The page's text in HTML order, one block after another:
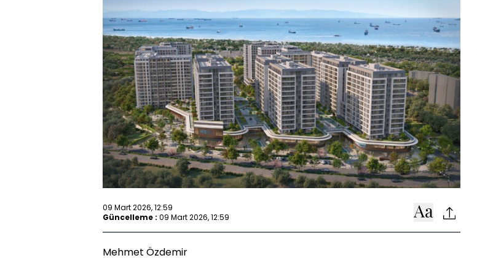
09 Mart 2026, 12:59
Güncelleme : 09 Mart 2026, 12:59
Mehmet Özdemir